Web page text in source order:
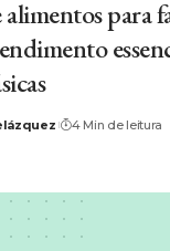
para
4 Min de leitura